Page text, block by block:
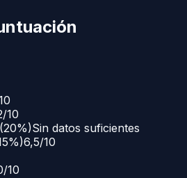
10
(20%)Sin datos suficientes
%)6,5/10
10